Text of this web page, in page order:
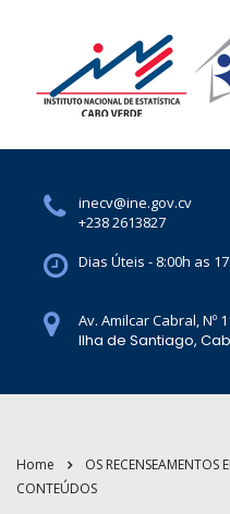
inecv@ine.gov.cv
+238 2613827
Dias Úteis - 8:00h as
Av. Amilcar Cabral, Nº
Ilha de Santiago,
Home
OS RECENSEAMENTOS
CONTEÚDOS